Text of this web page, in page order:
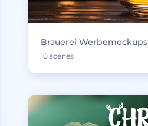
Brauerei Werbemockups
10 scenes